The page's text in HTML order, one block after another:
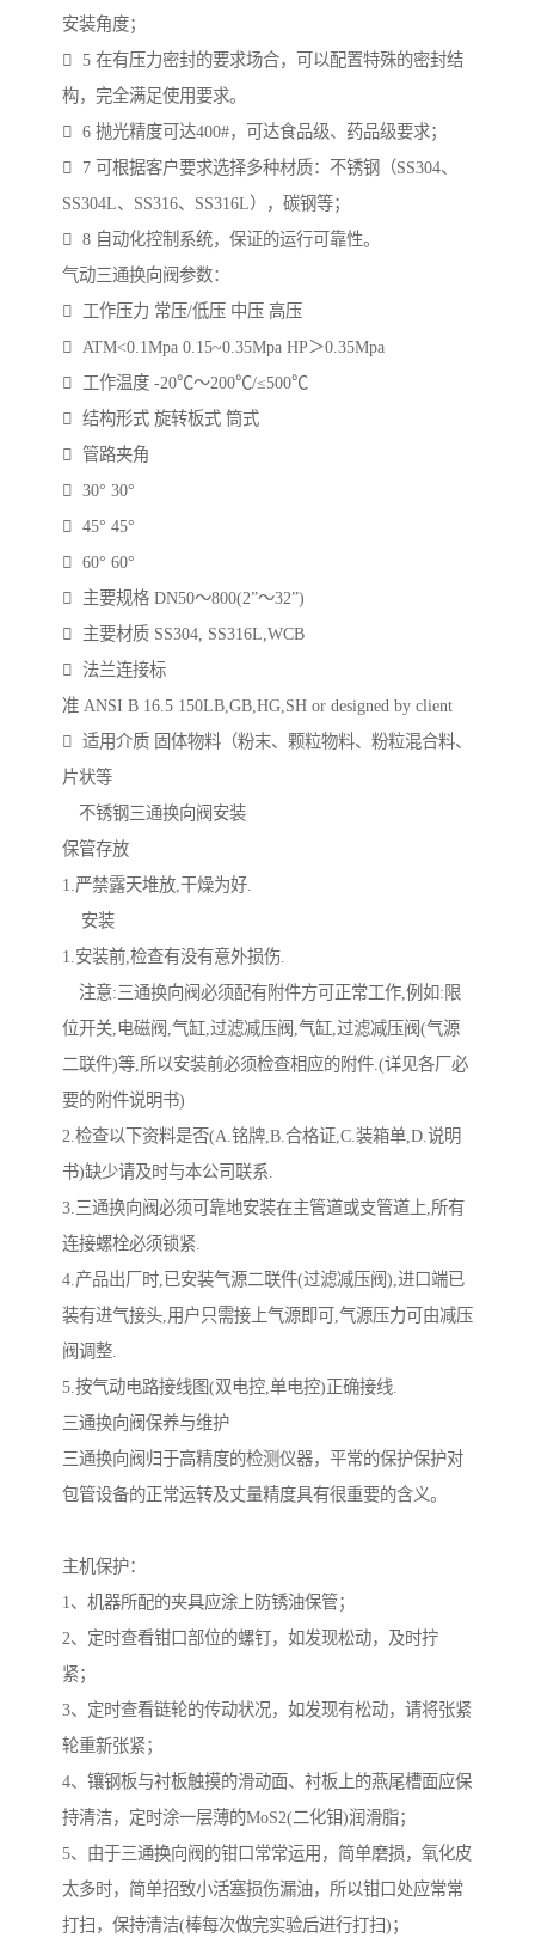
安装角度；
 5 在有压力密封的要求场合，可以配置特殊的密封结
构，完全满足使用要求。
 6 抛光精度可达400#，可达食品级、药品级要求；
 7 可根据客户要求选择多种材质：不锈钢（SS304、
SS304L、SS316、SS316L），碳钢等；
 8 自动化控制系统，保证的运行可靠性。
气动三通换向阀参数：
 工作压力 常压/低压 中压 高压
 ATM<0.1Mpa 0.15~0.35Mpa HP＞0.35Mpa
 工作温度 -20℃～200℃/≤500℃
 结构形式 旋转板式 筒式
 管路夹角
 30° 30°
 45° 45°
 60° 60°
 主要规格 DN50～800(2”～32”)
 主要材质 SS304, SS316L,WCB
 法兰连接标
准 ANSI B 16.5 150LB,GB,HG,SH or designed by client
 适用介质 固体物料（粉末、颗粒物料、粉粒混合料、
片状等
不锈钢三通换向阀安装
保管存放
1.严禁露天堆放,干燥为好.
安装
1.安装前,检查有没有意外损伤.
注意:三通换向阀必须配有附件方可正常工作,例如:限
位开关,电磁阀,气缸,过滤减压阀,气缸,过滤减压阀(气源
二联件)等,所以安装前必须检查相应的附件.(详见各厂必
要的附件说明书)
2.检查以下资料是否(A.铭牌,B.合格证,C.装箱单,D.说明
书)缺少请及时与本公司联系.
3.三通换向阀必须可靠地安装在主管道或支管道上,所有
连接螺栓必须锁紧.
4.产品出厂时,已安装气源二联件(过滤减压阀),进口端已
装有进气接头,用户只需接上气源即可,气源压力可由减压
阀调整.
5.按气动电路接线图(双电控,单电控)正确接线.
三通换向阀保养与维护
三通换向阀归于高精度的检测仪器，平常的保护保护对
包管设备的正常运转及丈量精度具有很重要的含义。
主机保护：
1、机器所配的夹具应涂上防锈油保管；
2、定时查看钳口部位的螺钉，如发现松动，及时拧
紧；
3、定时查看链轮的传动状况，如发现有松动，请将张紧
轮重新张紧；
4、镶钢板与衬板触摸的滑动面、衬板上的燕尾槽面应保
持清洁，定时涂一层薄的MoS2(二化钼)润滑脂；
5、由于三通换向阀的钳口常常运用，简单磨损，氧化皮
太多时，简单招致小活塞损伤漏油，所以钳口处应常常
打扫，保持清洁(棒每次做完实验后进行打扫)；